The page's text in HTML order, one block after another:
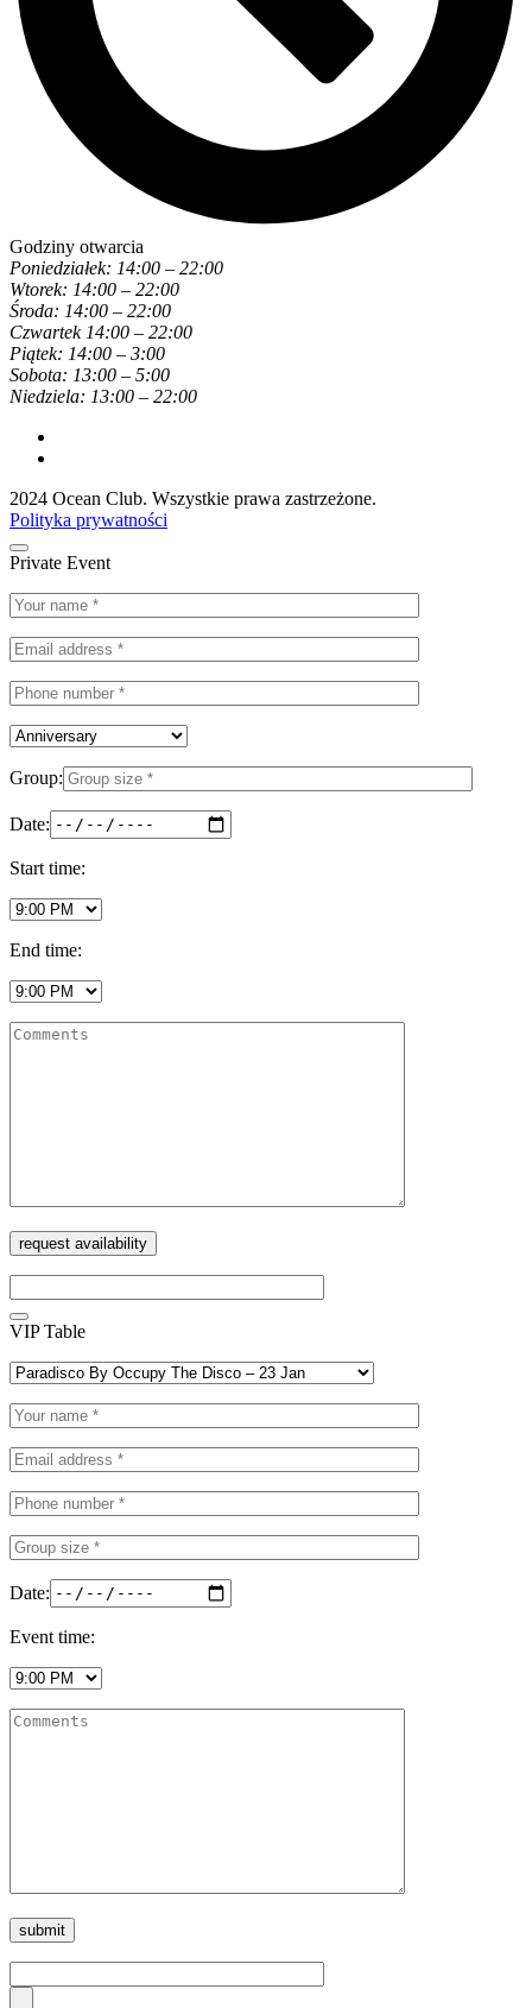
Godziny otwarcia
Poniedziałek: 14:00 – 22:00
Wtorek: 14:00 – 22:00
Środa: 14:00 – 22:00
Czwartek 14:00 – 22:00
Piątek: 14:00 – 3:00
Sobota: 13:00 – 5:00
Niedziela: 13:00 – 22:00
2024 Ocean Club. Wszystkie prawa zastrzeżone.
Polityka prywatności
Private Event
Group:
Date:
Start time:
End time:
VIP Table
Date:
Event time: